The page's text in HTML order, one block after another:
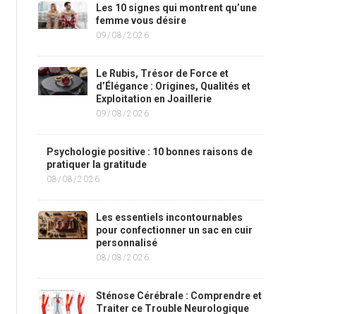
Les 10 signes qui montrent qu’une
femme vous désire
09/08/2026
Le Rubis, Trésor de Force et
d’Élégance : Origines, Qualités et
Exploitation en Joaillerie
09/08/2026
Psychologie positive : 10 bonnes raisons de
pratiquer la gratitude
08/08/2026
Les essentiels incontournables
pour confectionner un sac en cuir
personnalisé
08/08/2026
Sténose Cérébrale : Comprendre et
Traiter ce Trouble Neurologique